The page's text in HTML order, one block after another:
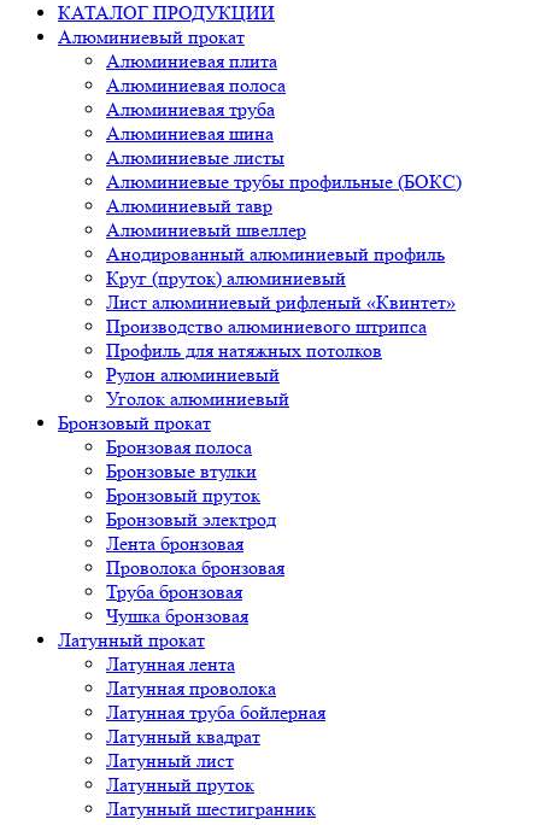
КАТАЛОГ ПРОДУКЦИИ
Алюминиевый прокат
Алюминиевая плита
Алюминиевая полоса
Алюминиевая труба
Алюминиевая шина
Алюминиевые листы
Алюминиевые трубы профильные (БОКС)
Алюминиевый тавр
Алюминиевый швеллер
Анодированный алюминиевый профиль
Круг (пруток) алюминиевый
Лист алюминиевый рифленый «Квинтет»
Производство алюминиевого штрипса
Профиль для натяжных потолков
Рулон алюминиевый
Уголок алюминиевый
Бронзовый прокат
Бронзовая полоса
Бронзовые втулки
Бронзовый пруток
Бронзовый электрод
Лента бронзовая
Проволока бронзовая
Труба бронзовая
Чушка бронзовая
Латунный прокат
Латунная лента
Латунная проволока
Латунная труба бойлерная
Латунный квадрат
Латунный лист
Латунный пруток
Латунный шестигранник